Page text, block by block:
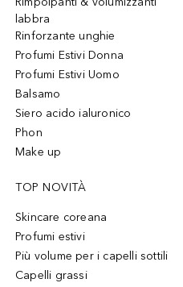
labbra
Rinforzante unghie
Profumi Estivi Donna
Profumi Estivi Uomo
Balsamo
Siero acido ialuronico
Phon
Make up
TOP NOVITÀ
Skincare coreana
Profumi estivi
Più volume per i capelli sottili
Capelli grassi